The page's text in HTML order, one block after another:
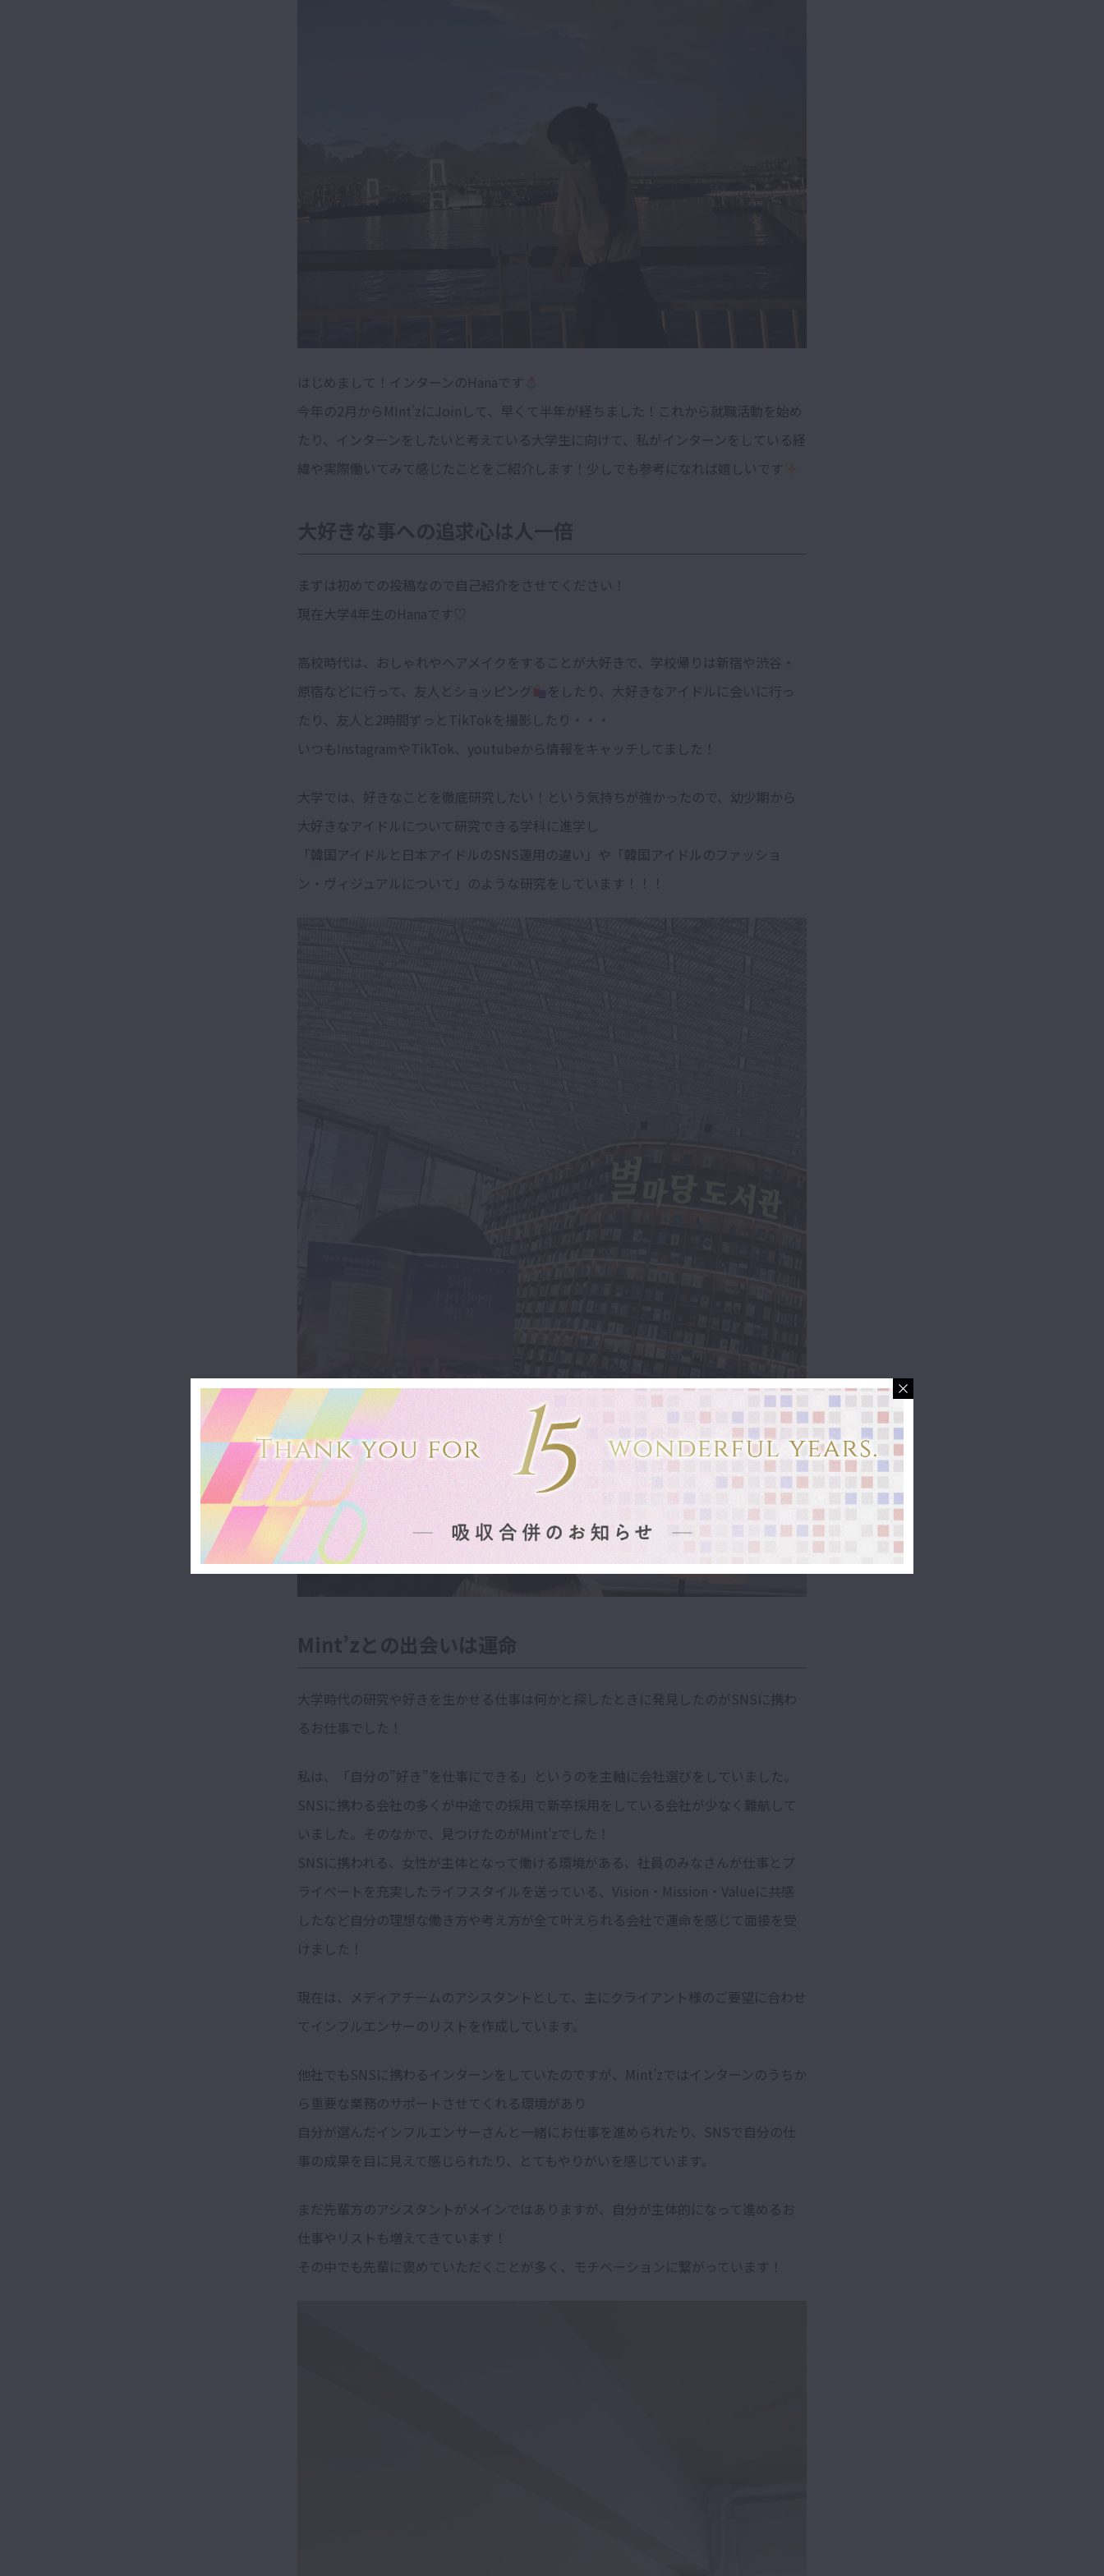
はじめまして！インターンのHanaです
今年の2月からMInt’zにJoinして、早くて半年が経ちました！これから就職活動を始め
たり、インターンをしたいと考えている大学生に向けて、私がインターンをしている経
緯や実際働いてみて感じたことをご紹介します！少しでも参考になれば嬉しいです
まずは初めての投稿なので自己紹介をさせてください！
現在大学4年生のHanaです♡
高校時代は、おしゃれやヘアメイクをすることが大好きで、学校帰りは新宿や渋谷・
原宿などに行って、友人とショッピング
をしたり、大好きなアイドルに会いに行っ
たり、友人と2時間ずっとTikTokを撮影したり・・・
いつもInstagramやTikTok、youtubeから情報をキャッチしてました！
大学では、好きなことを徹底研究したい！という気持ちが強かったので、幼少期から
大好きなアイドルについて研究できる学科に進学し
「韓国アイドルと日本アイドルのSNS運用の違い」や「韓国アイドルのファッショ
ン・ヴィジュアルについて」のような研究をしています！！！
大学時代の研究や好きを生かせる仕事は何かと探したときに発見したのがSNSに携わ
るお仕事でした！
私は、「自分の”好き”を仕事にできる」というのを主軸に会社選びをしていました。
SNSに携わる会社の多くが中途での採用で新卒採用をしている会社が少なく難航して
いました。そのなかで、見つけたのがMint’zでした！
SNSに携われる、女性が主体となって働ける環境がある、社員のみなさんが仕事とプ
ライベートを充実したライフスタイルを送っている、Vision・Mission・Valueに共感
したなど自分の理想な働き方や考え方が全て叶えられる会社で運命を感じて面接を受
けました！
現在は、メディアチームのアシスタントとして、主にクライアント様のご要望に合わせ
てインフルエンサーのリストを作成しています。
他社でもSNSに携わるインターンをしていたのですが、Mint’zではインターンのうちか
ら重要な業務のサポートさせてくれる環境があり
自分が選んだインフルエンサーさんと一緒にお仕事を進められたり、SNSで自分の仕
事の成果を目に見えて感じられたり、とてもやりがいを感じています。
まだ先輩方のアシスタントがメインではありますが、自分が主体的になって進めるお
仕事やリストも増えてきています！
その中でも先輩に褒めていただくことが多く、モチベーションに繋がっています！